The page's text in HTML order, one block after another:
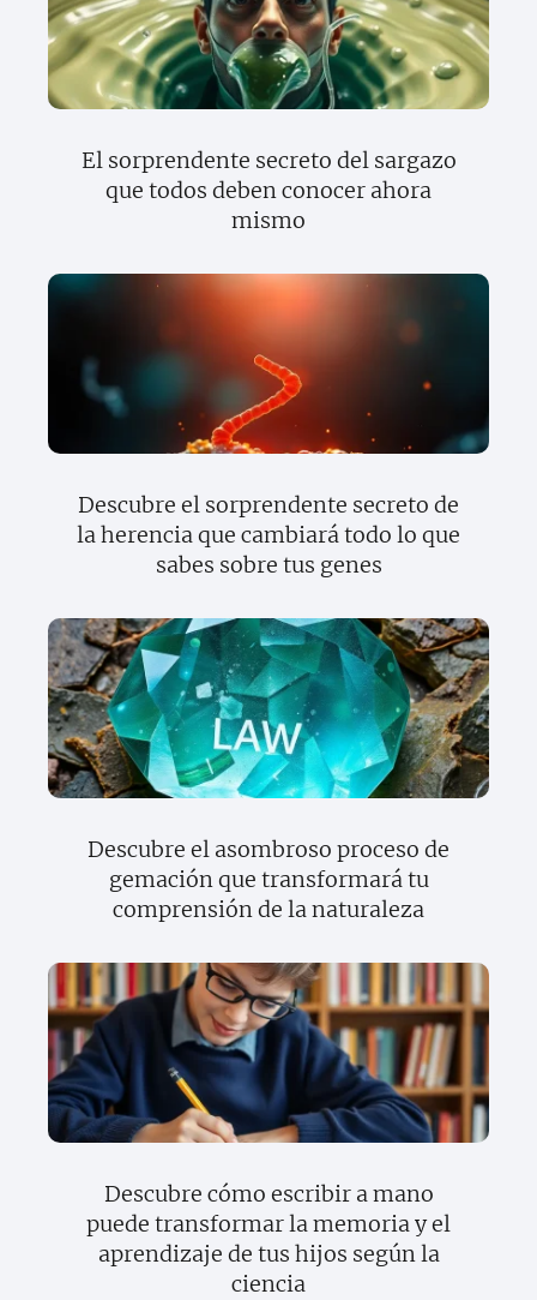
El sorprendente secreto del sargazo
que todos deben conocer ahora
mismo
Descubre el sorprendente secreto de
la herencia que cambiará todo lo que
sabes sobre tus genes
Descubre el asombroso proceso de
gemación que transformará tu
comprensión de la naturaleza
Descubre cómo escribir a mano
puede transformar la memoria y el
aprendizaje de tus hijos según la
ciencia